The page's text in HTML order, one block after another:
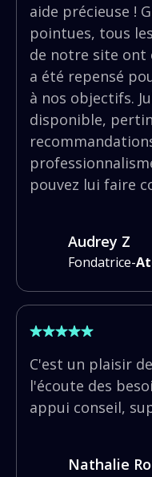
aide précieuse !
pointues, tous
de notre site ont
a été repensé
à nos objectifs.
disponible,
pouvez lui faire
Audrey Z
Fondatrice-
C'est un plaisir
l'écoute des
appui conseil,
Nathalie